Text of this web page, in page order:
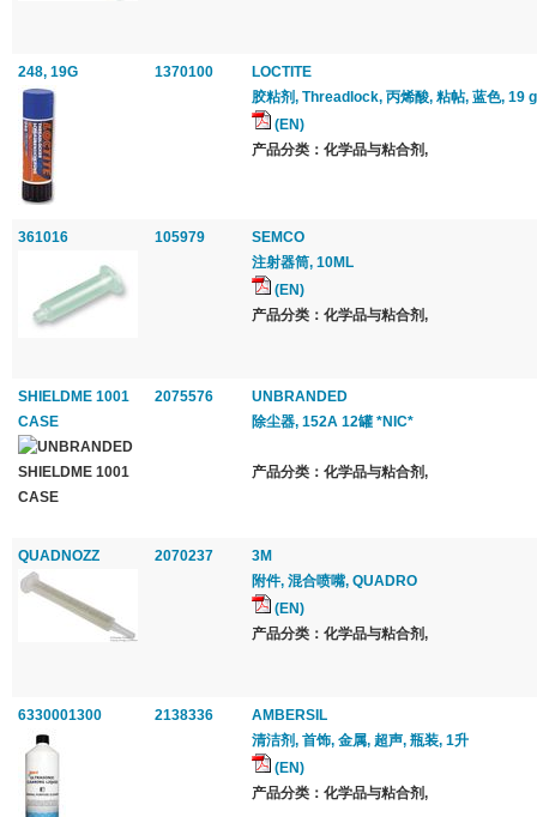
248, 19G 1370100
LOCTITE
胶粘剂, Threadlock, 丙烯酸, 粘帖, 蓝色, 19
(EN)
产品分类：化学品与粘合剂,
361016 105979
SEMCO
注射器筒, 10ML
(EN)
产品分类：化学品与粘合剂,
SHIELDME 1001
CASE
2075576
UNBRANDED
除尘器, 152A 12罐 *NIC*
产品分类：化学品与粘合剂,
QUADNOZZ 2070237
3M
附件, 混合喷嘴, QUADRO
(EN)
产品分类：化学品与粘合剂,
6330001300 2138336
AMBERSIL
清洁剂, 首饰, 金属, 超声, 瓶装, 1升
(EN)
产品分类：化学品与粘合剂,